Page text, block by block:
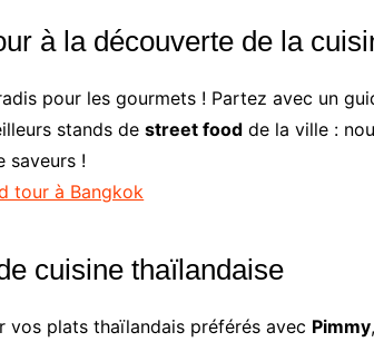
à la découverte de la
pour les gourmets ! Partez avec un
stands de street food de la ville :
saveurs !
tour à Bangkok
cuisine thaïlandaise
vos plats thaïlandais préférés avec Pimmy